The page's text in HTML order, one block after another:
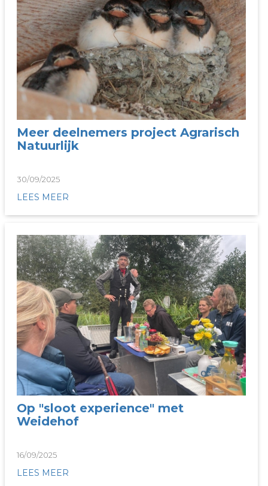
Meer deelnemers project Agrarisch
Natuurlijk
30/09/2025
LEES MEER
Op "sloot experience" met
Weidehof
16/09/2025
LEES MEER